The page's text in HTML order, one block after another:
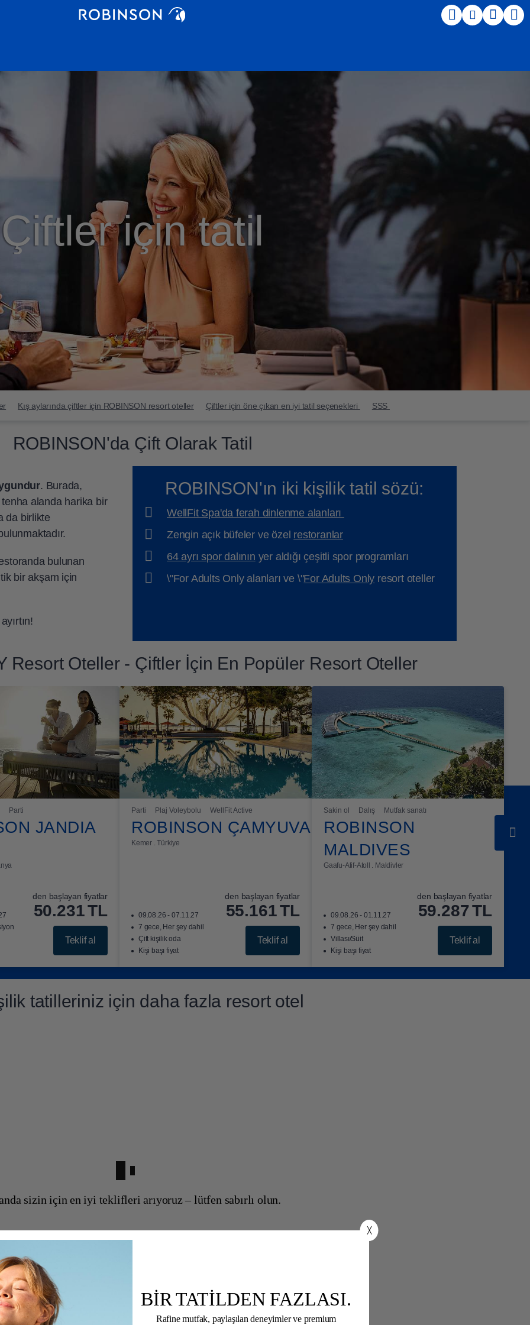
╳
BİR TATİLDEN FAZLASI.
Rafine mutfak, paylaşılan deneyimler ve premium
Çiftler için tatil
Kış aylarında çiftler için ROBINSON resort oteller Çiftler için öne çıkan en iyi tatil seçenekleri SSS
ROBINSON'da Çift Olarak Tatil
. Burada,
alanda harika bir
da birlikte
bulunan
bir akşam için
ROBINSON'ın iki kişilik tatil sözü:
WellFit Spa'da ferah dinlenme alanları
Zengin açık büfeler ve özel restoranlar
64 ayrı spor dalının yer aldığı çeşitli spor programları
\"For Adults Only alanları ve \"For Adults Only resort oteller
Resort Oteller - Çiftler İçin En Popüler Resort Oteller
Parti
JANDIA
den başlayan fiyatlar
50.231TL
Teklif al
Parti Plaj Voleybolu WellFit Active
ROBINSON ÇAMYUVA
Kemer . Türkiye
09.08.26 - 07.11.27
7 gece, Her şey dahil
Çift kişilik oda
Kişi başı fiyat
den başlayan fiyatlar
55.161TL
Teklif al
Sakin ol Dalış Mutfak sanatı
ROBINSON
MALDIVES
Gaafu-Alif-Atoll . Maldivler
09.08.26 - 01.11.27
7 gece, Her şey dahil
Villası/Süit
Kişi başı fiyat
den başlayan fiyatlar
59.287TL
Teklif al
tatilleriniz için daha fazla resort otel
sizin için en iyi teklifleri arıyoruz – lütfen sabırlı olun.